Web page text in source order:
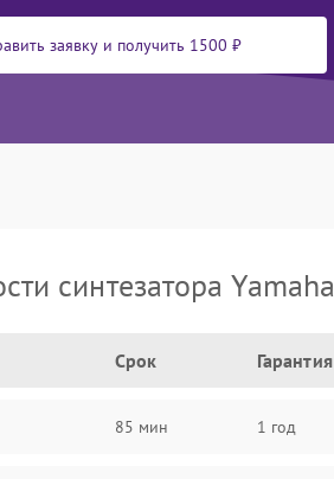
заявку и получить 1500 ₽
синтезатора Yamaha
Срок Гарантия
85 мин 1 год